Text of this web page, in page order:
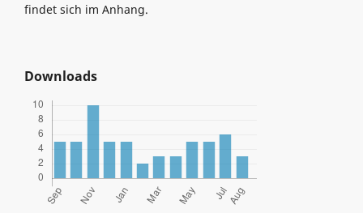
findet sich im Anhang.
Downloads